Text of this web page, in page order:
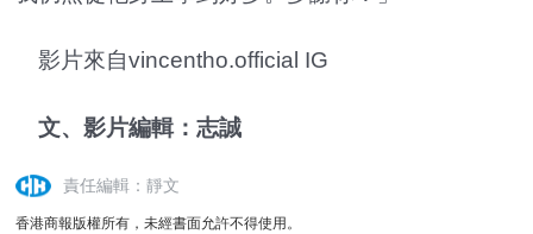
影片來自vincentho.official IG
文、影片編輯：志誠
責任編輯：靜文
香港商報版權所有，未經書面允許不得使用。